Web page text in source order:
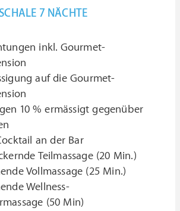
7 NÄCHTE
inkl. Gourmet-
auf die Gourmet-
10 % ermässigt gegenüber
an der Bar
Teilmassage (20 Min.)
Vollmassage (25 Min.)
Wellness-
(50 Min)